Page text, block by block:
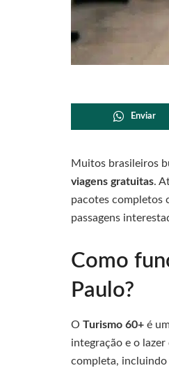
Enviar
Muitos brasileiros
viagens gratuitas.
pacotes completos
passagens
Como
Paulo?
O Turismo 60+ é
integração e o
completa, incluindo